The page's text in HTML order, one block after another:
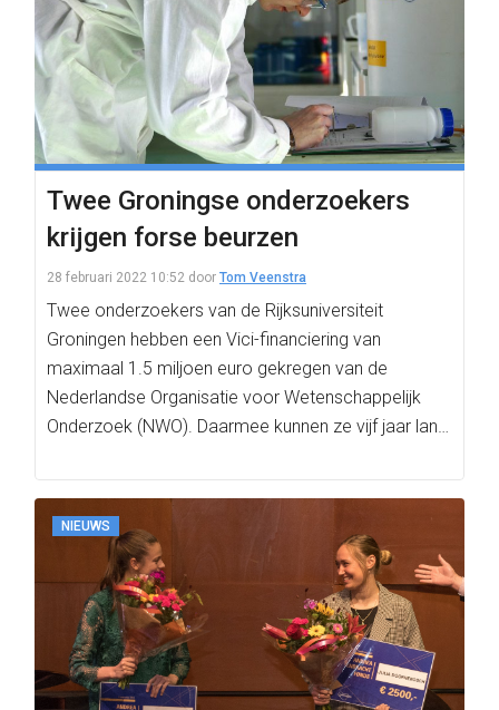
Twee Groningse onderzoekers
krijgen forse beurzen
28 februari 2022 10:52 door Tom Veenstra
Twee onderzoekers van de Rijksuniversiteit
Groningen hebben een Vici-financiering van
maximaal 1.5 miljoen euro gekregen van de
Nederlandse Organisatie voor Wetenschappelijk
Onderzoek (NWO). Daarmee kunnen ze vijf jaar lang
NIEUWS